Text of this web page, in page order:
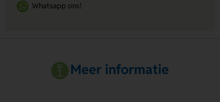
Whatsapp ons!
Meer informatie